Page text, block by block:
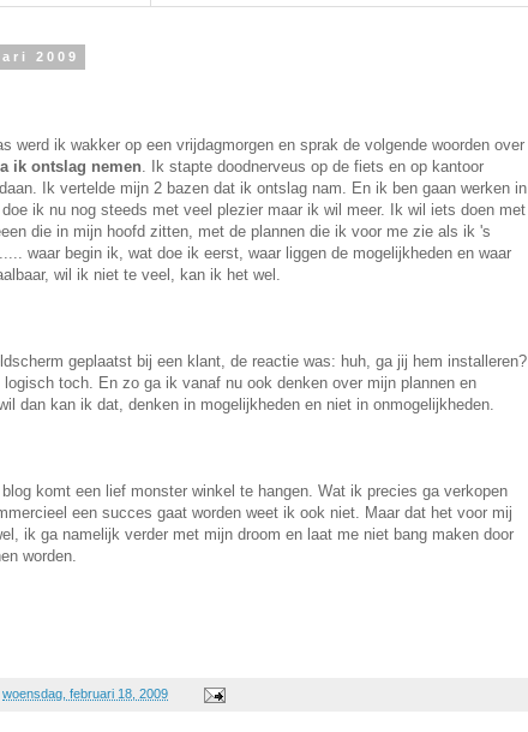
2009
werd ik wakker op een vrijdagmorgen en sprak de volgende woorden over
ik ontslag nemen. Ik stapte doodnerveus op de fiets en op kantoor
Ik vertelde mijn 2 bazen dat ik ontslag nam. En ik ben gaan werken in
ik nu nog steeds met veel plezier maar ik wil meer. Ik wil iets doen met
die in mijn hoofd zitten, met de plannen die ik voor me zie als ik 's
waar begin ik, wat doe ik eerst, waar liggen de mogelijkheden en waar
wil ik niet te veel, kan ik het wel.
geplaatst bij een klant, de reactie was: huh, ga jij hem installeren?
toch. En zo ga ik vanaf nu ook denken over mijn plannen en
dan kan ik dat, denken in mogelijkheden en niet in onmogelijkheden.
komt een lief monster winkel te hangen. Wat ik precies ga verkopen
een succes gaat worden weet ik ook niet. Maar dat het voor mij
ik ga namelijk verder met mijn droom en laat me niet bang maken door
worden.
woensdag, februari 18, 2009